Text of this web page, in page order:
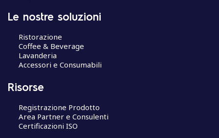
Le nostre soluzioni
Ristorazione
Coffee & Beverage
Lavanderia
Accessori e Consumabili
Risorse
Registrazione Prodotto
Area Partner e Consulenti
Certificazioni ISO